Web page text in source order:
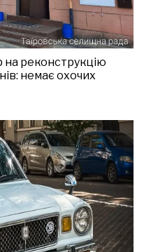
на реконструкцію
немає охочих